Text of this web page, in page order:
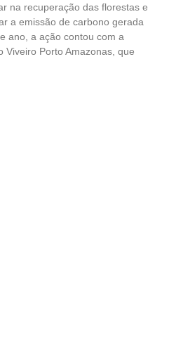
na recuperação das florestas e
a emissão de carbono gerada
ano, a ação contou com a
Viveiro Porto Amazonas, que